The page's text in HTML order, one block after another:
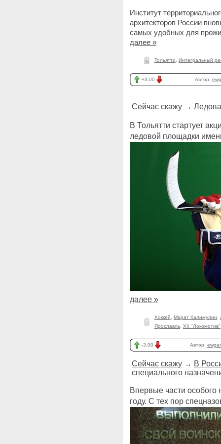
Институт
архитекторов России
самых удобных для
далее »
Тольятти Интегральный
+3.00 Автор:
Сейчас скажу →
В Тольятти стартует
ледовой площадки
далее »
Хоккей Марат Калимулин
Ярославль ХК "Локомотив"
-3.00 Автор:
Сейчас скажу → В
специального
Впервые части особого
году. С тех пор